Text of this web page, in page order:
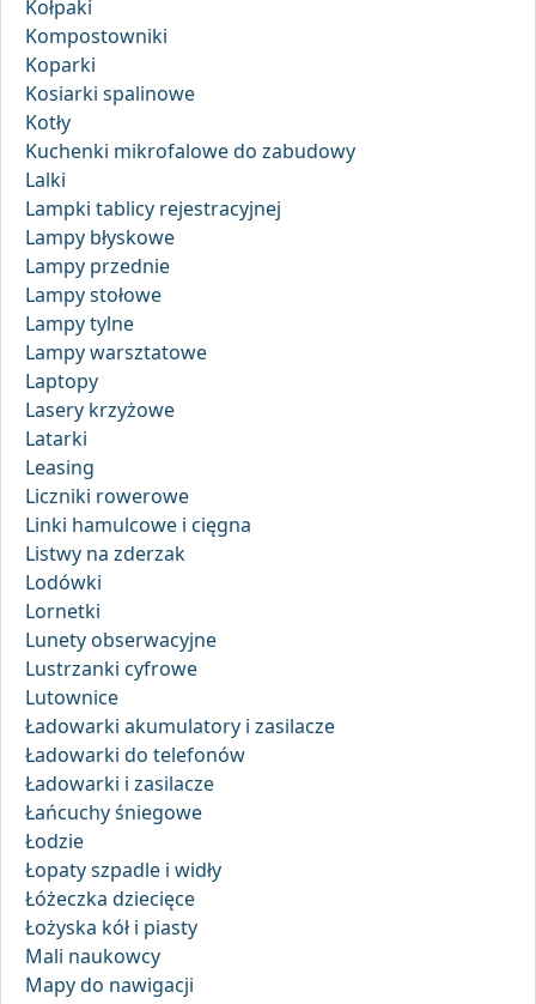
Kołpaki
Kompostowniki
Koparki
Kosiarki spalinowe
Kotły
Kuchenki mikrofalowe do zabudowy
Lalki
Lampki tablicy rejestracyjnej
Lampy błyskowe
Lampy przednie
Lampy stołowe
Lampy tylne
Lampy warsztatowe
Laptopy
Lasery krzyżowe
Latarki
Leasing
Liczniki rowerowe
Linki hamulcowe i cięgna
Listwy na zderzak
Lodówki
Lornetki
Lunety obserwacyjne
Lustrzanki cyfrowe
Lutownice
Ładowarki akumulatory i zasilacze
Ładowarki do telefonów
Ładowarki i zasilacze
Łańcuchy śniegowe
Łodzie
Łopaty szpadle i widły
Łóżeczka dziecięce
Łożyska kół i piasty
Mali naukowcy
Mapy do nawigacji